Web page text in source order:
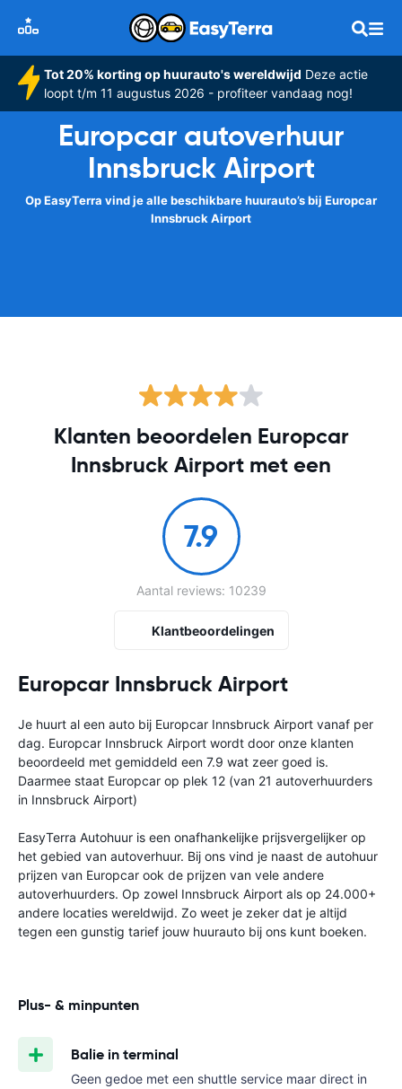
Tot 20% korting op huurauto's wereldwijd Deze actie
loopt t/m 11 augustus 2026 - profiteer vandaag nog!
Europcar autoverhuur
Innsbruck Airport
Op EasyTerra vind je alle beschikbare huurauto’s bij Europcar
Innsbruck Airport
Europcar Innsbruck Airport
Je huurt al een auto bij Europcar Innsbruck Airport vanaf per
dag. Europcar Innsbruck Airport wordt door onze klanten
beoordeeld met gemiddeld een 7.9 wat zeer goed is.
Daarmee staat Europcar op plek 12 (van 21 autoverhuurders
in Innsbruck Airport)
EasyTerra Autohuur is een onafhankelijke prijsvergelijker op
het gebied van autoverhuur. Bij ons vind je naast de autohuur
prijzen van Europcar ook de prijzen van vele andere
autoverhuurders. Op zowel Innsbruck Airport als op 24.000+
andere locaties wereldwijd. Zo weet je zeker dat je altijd
tegen een gunstig tarief jouw huurauto bij ons kunt boeken.
Plus- & minpunten
Balie in terminal
Geen gedoe met een shuttle service maar direct in
Klanten beoordelen Europcar
Innsbruck Airport met een
7.9
Aantal reviews: 10239
Klantbeoordelingen